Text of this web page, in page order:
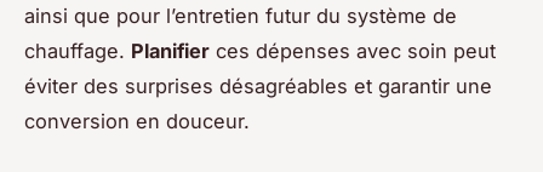
ainsi que pour l’entretien futur du système de
chauffage. Planifier ces dépenses avec soin peut
éviter des surprises désagréables et garantir une
conversion en douceur.